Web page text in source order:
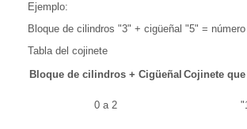
Ejemplo:
Bloque de cilindros "3" + cigüeñal "5" =
Tabla del cojinete
Bloque de cilindros + Cigüeñal Cojinete
0 a 2